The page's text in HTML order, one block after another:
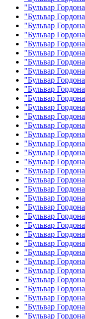
"Бульвар
"Бульвар
"Бульвар
"Бульвар
"Бульвар
"Бульвар
"Бульвар
"Бульвар
"Бульвар
"Бульвар
"Бульвар
"Бульвар
"Бульвар
"Бульвар
"Бульвар
"Бульвар
"Бульвар
"Бульвар
"Бульвар
"Бульвар
"Бульвар
"Бульвар
"Бульвар
"Бульвар
"Бульвар
"Бульвар
"Бульвар
"Бульвар
"Бульвар
"Бульвар
"Бульвар
"Бульвар
"Бульвар
"Бульвар
"Бульвар